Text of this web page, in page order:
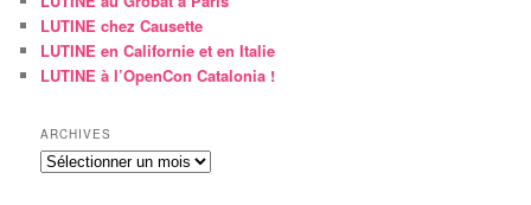
LUTINE chez Causette
LUTINE en Californie et en Italie
LUTINE à l’OpenCon Catalonia !
ARCHIVES
Archives